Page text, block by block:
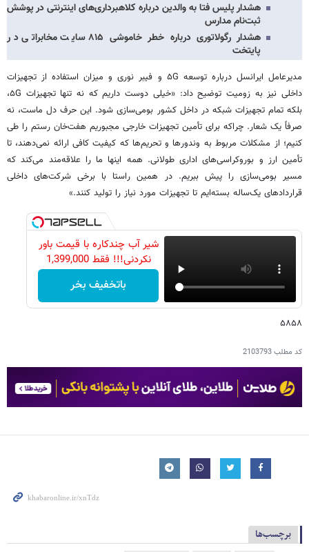
هشدار پلیس فتا به والدین درباره کلاهبرداری‌های اینترنتی در پوشش
ثبت‌نام مدارس
هشدار رگولاتوری درباره خطر خاموشی ۸۱۵ سایت مخابراتی در
پایتخت
مدیرعامل ایرانسل درباره توسعه ۵G و فیبر نوری و میزان استفاده از تجهیزات
داخلی نیز به زومیت توضیح داد: «خیلی دوست داریم که نه تنها تجهیزات ۵G،
بلکه تمام تجهیزات شبکه در داخل کشور بومی‌سازی شود. این حرف دل ماست، نه
صرفاً یک شعار. چراکه برای تأمین تجهیزات خارجی مجبوریم هفت‌خان رستم را طی
کنیم؛ از مشکلات مربوط به وندورها و تحریم‌ها که کیفیت کافی ارائه نمی‌دهند، تا
تأمین ارز و بوروکراسی‌های اداری طولانی. همه اینها ما را علاقه‌مند می‌کند که
مسیر بومی‌سازی را پیش ببریم. در همین راستا با برخی شرکت‌های داخلی
قراردادهای یک‌ساله بسته‌ایم تا تجهیزات مورد نیاز را تولید کنند.»
شیر آب چندکاره با قیمت باور
نکردنی!!! فقط 1,399,000
باتخفیف بخر
۵۸۵۸
کد مطلب2103793
برچسب‌ها